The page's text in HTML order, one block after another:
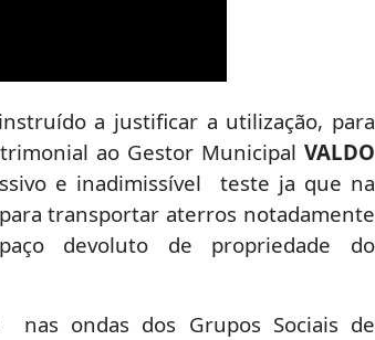
a justificar a utilização, para
ao Gestor Municipal VALDO
e inadimissível teste ja que na
transportar aterros notadamente
devoluto de propriedade do
nas ondas dos Grupos Sociais de